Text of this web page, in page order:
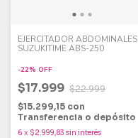
EJERCITADOR ABDOMINALES
SUZUKITIME ABS-250
-22% OFF
$17.999 $22.999
$15.299,15 con
Transferencia o depósito
6 x $2.999,83 sin interés